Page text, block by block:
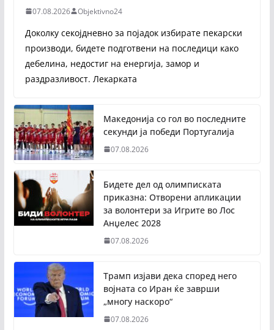
07.08.2026 Objektivno24
Доколку секојдневно за појадок избирате пекарски
производи, бидете подготвени на последици како
дебелина, недостиг на енергија, замор и
раздразливост. Лекарката
Македонија со гол во последните
секунди ја победи Португалија
07.08.2026
Бидете дел од олимписката
приказна: Отворени апликации
за волонтери за Игрите во Лос
Анџелес 2028
07.08.2026
Трамп изјави дека според него
војната со Иран ќе заврши
„многу наскоро“
07.08.2026